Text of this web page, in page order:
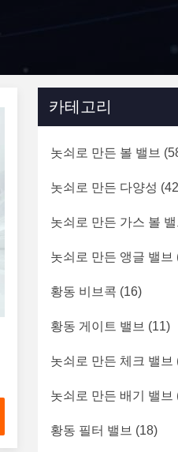
카테고리
놋쇠로 만든 볼 밸브
놋쇠로 만든 다양성
놋쇠로 만든 가스 볼 밸
놋쇠로 만든 앵글 밸브
황동 비브콕 (16)
황동 게이트 밸브 (11)
놋쇠로 만든 체크 밸브
놋쇠로 만든 배기 밸브
황동 필터 밸브 (18)